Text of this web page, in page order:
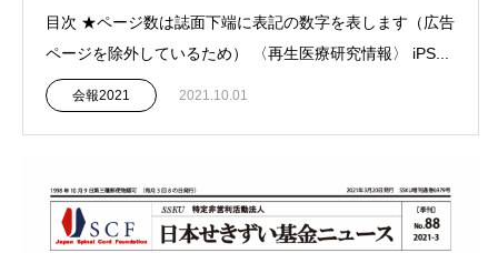
目次 ★ページ数は誌面下端に表記の数字を表します（広告
ページを除外しているため） 〈再生医療研究情報〉 iPS...
会報2021 2021.10.01